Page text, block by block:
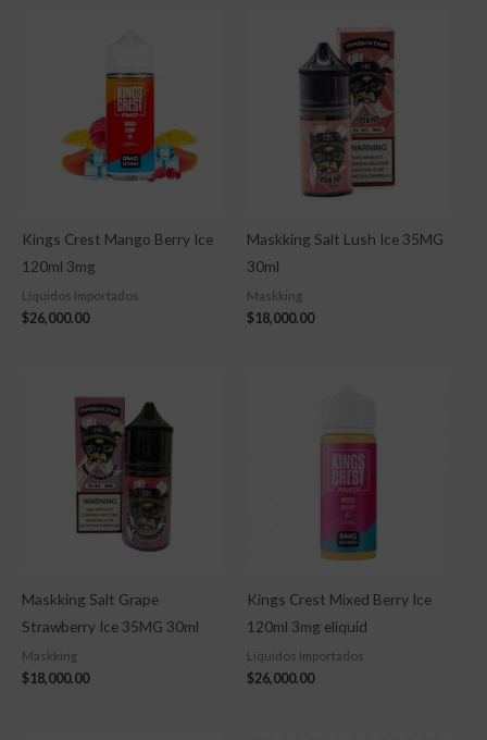
Kings Crest Mango Berry Ice
120ml 3mg
Líquidos Importados
$26,000.00
Maskking Salt Lush Ice 35MG
30ml
Maskking
$18,000.00
Maskking Salt Grape
Strawberry Ice 35MG 30ml
Maskking
$18,000.00
Kings Crest Mixed Berry Ice
120ml 3mg eliquid
Líquidos Importados
$26,000.00